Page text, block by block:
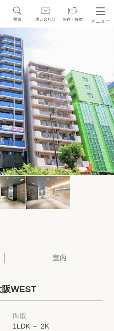
メニュー
駅・路線から探す
もらう
室内
WEST
間取
1LDK ～ 2K